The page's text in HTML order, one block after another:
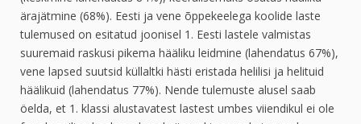
ärajätmine (68%). Eesti ja vene õppekeelega koolide laste
tulemused on esitatud joonisel 1. Eesti lastele valmistas
suuremaid raskusi pikema hääliku leidmine (lahendatus 67%),
vene lapsed suutsid küllaltki hästi eristada helilisi ja helituid
häälikuid (lahendatus 77%). Nende tulemuste alusel saab
öelda, et 1. klassi alustavatest lastest umbes viiendikul ei ole